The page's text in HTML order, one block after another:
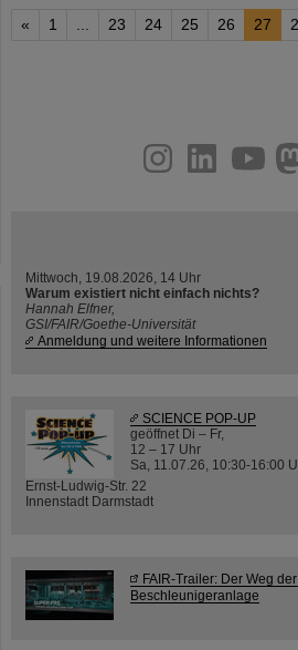
« 1 ... 23 24 25 26 27
youtube
helmholtz.social
facebook
Mittwoch, 19.08.2026, 14 Uhr
Warum existiert nicht einfach nichts?
Hannah Elfner,
GSI/FAIR/Goethe-Universität
Anmeldung und weitere Informationen
SCIENCE POP-UP
geöffnet Di – Fr,
12 – 17 Uhr
Sa, 11.07.26, 10:30-16:00
Ernst-Ludwig-Str. 22
Innenstadt Darmstadt
FAIR-Trailer: Der Weg
Beschleunigeranlage